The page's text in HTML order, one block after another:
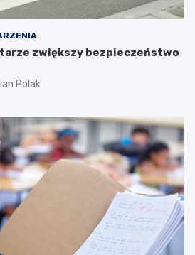
zwiększy bezpieczeństwo
Polak